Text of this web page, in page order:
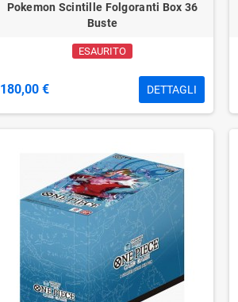
Pokemon Scintille Folgoranti Box 36
Buste
ESAURITO
180,00 € DETTAGLI